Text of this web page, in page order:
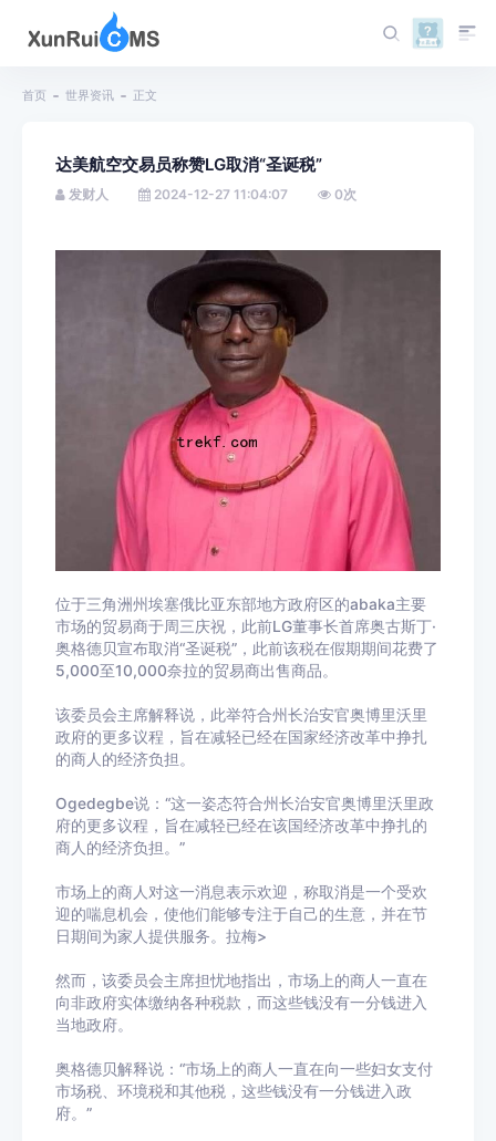
首页 世界资讯 正文
达美航空交易员称赞LG取消“圣诞税”
发财人 2024-12-27 11:04:07 0次
位于三角洲州埃塞俄比亚东部地方政府区的abaka主要
市场的贸易商于周三庆祝，此前LG董事长首席奥古斯丁·
奥格德贝宣布取消“圣诞税”，此前该税在假期期间花费了
5,000至10,000奈拉的贸易商出售商品。
该委员会主席解释说，此举符合州长治安官奥博里沃里
政府的更多议程，旨在减轻已经在国家经济改革中挣扎
的商人的经济负担。
Ogedegbe说：“这一姿态符合州长治安官奥博里沃里政
府的更多议程，旨在减轻已经在该国经济改革中挣扎的
商人的经济负担。”
市场上的商人对这一消息表示欢迎，称取消是一个受欢
迎的喘息机会，使他们能够专注于自己的生意，并在节
日期间为家人提供服务。拉梅>
然而，该委员会主席担忧地指出，市场上的商人一直在
向非政府实体缴纳各种税款，而这些钱没有一分钱进入
当地政府。
奥格德贝解释说：“市场上的商人一直在向一些妇女支付
市场税、环境税和其他税，这些钱没有一分钱进入政
府。”